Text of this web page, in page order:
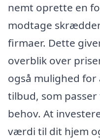
nemt oprette en
modtage
firmaer. Dette
overblik over
også mulighed
tilbud, som
behov. At
værdi til dit hjem